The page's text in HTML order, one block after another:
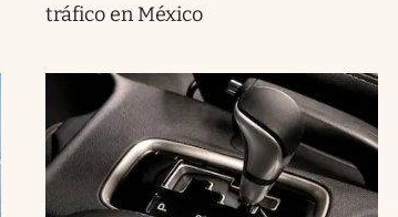
tráfico en México